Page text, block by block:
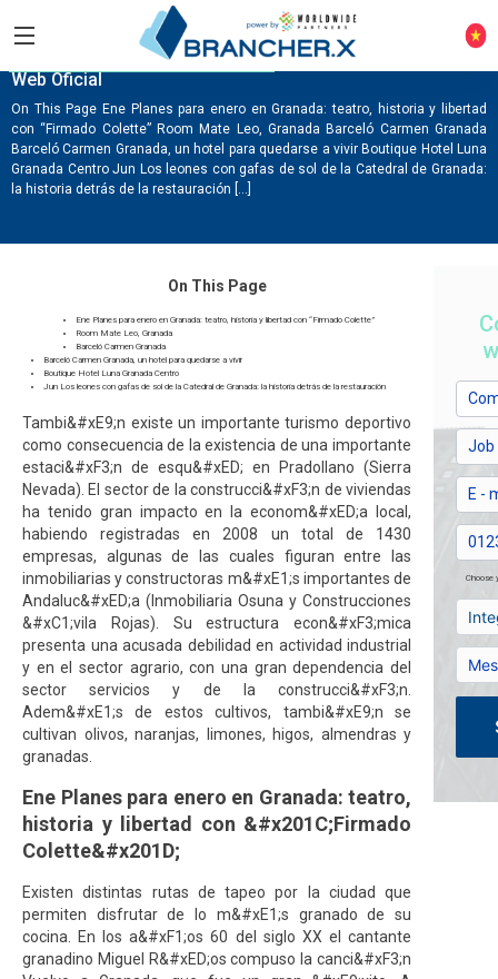
PLAZADETOROSDEGRANADA.ES
Web Oficial
On This Page Ene Planes para enero en Granada: teatro, historia y libertad
con “Firmado Colette” Room Mate Leo, Granada Barceló Carmen Granada
Barceló Carmen Granada, un hotel para quedarse a vivir Boutique Hotel Luna
Granada Centro Jun Los leones con gafas de sol de la Catedral de Granada:
la historia detrás de la restauración […]
On This Page
Ene Planes para enero en Granada: teatro, historia y libertad con “Firmado Colette”
Room Mate Leo, Granada
Barceló Carmen Granada
Barceló Carmen Granada, un hotel para quedarse a vivir
Boutique Hotel Luna Granada Centro
Jun Los leones con gafas de sol de la Catedral de Granada: la historia detrás de la restauración
Tambi&#xE9;n existe un importante turismo deportivo
como consecuencia de la existencia de una importante
estaci&#xF3;n de esqu&#xED; en Pradollano (Sierra
Nevada). El sector de la construcci&#xF3;n de viviendas
ha tenido gran impacto en la econom&#xED;a local,
habiendo registradas en 2008 un total de 1430
empresas, algunas de las cuales figuran entre las
inmobiliarias y constructoras m&#xE1;s importantes de
Andaluc&#xED;a (Inmobiliaria Osuna y Construcciones
&#xC1;vila Rojas). Su estructura econ&#xF3;mica
presenta una acusada debilidad en actividad industrial
y en el sector agrario, con una gran dependencia del
sector servicios y de la construcci&#xF3;n.
Adem&#xE1;s de estos cultivos, tambi&#xE9;n se
cultivan olivos, naranjas, limones, higos, almendras y
granadas.
Ene Planes para enero en Granada: teatro,
historia y libertad con &#x201C;Firmado
Colette&#x201D;
Existen distintas rutas de tapeo por la ciudad que
permiten disfrutar de lo m&#xE1;s granado de su
cocina. En los a&#xF1;os 60 del siglo XX el cantante
granadino Miguel R&#xED;os compuso la canci&#xF3;n
Choose